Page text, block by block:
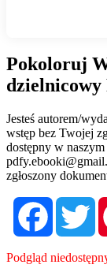
Pokoloruj
dzielnicowy
Jesteś autorem/
wstęp bez Twojej
dostępny w
zgłoszony
Facebook
Podgląd